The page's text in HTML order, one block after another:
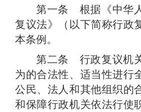
第一条 根据《中华
复议法》（以下简称行政
本条例。
第二条 行政复议机
为的合法性、适当性进行
公民、法人和其他组织的
和保障行政机关依法行使